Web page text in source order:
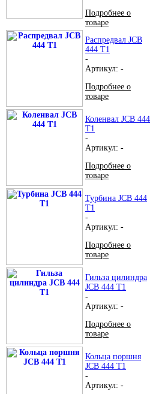
Подробнее о
товаре
Распредвал JCB
444 T1
-
Артикул: -
Подробнее о
товаре
Коленвал JCB 444
T1
-
Артикул: -
Подробнее о
товаре
Турбина JCB 444
T1
-
Артикул: -
Подробнее о
товаре
Гильза цилиндра
JCB 444 T1
-
Артикул: -
Подробнее о
товаре
Кольца поршня
JCB 444 T1
-
Артикул: -